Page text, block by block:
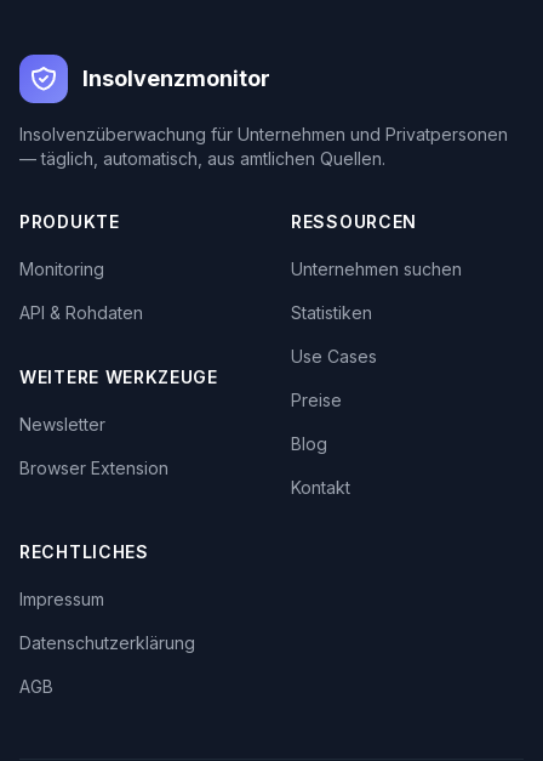
Insolvenzmonitor
Insolvenzüberwachung für Unternehmen und Privatpersonen
— täglich, automatisch, aus amtlichen Quellen.
PRODUKTE
Monitoring
API & Rohdaten
WEITERE WERKZEUGE
Newsletter
Browser Extension
RESSOURCEN
Unternehmen suchen
Statistiken
Use Cases
Preise
Blog
Kontakt
RECHTLICHES
Impressum
Datenschutzerklärung
AGB